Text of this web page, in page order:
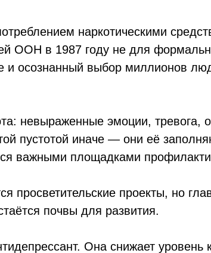
наркотическими
ООН в 1987 году не для
и осознанный выбор миллионов
невыраженные эмоции, тревога,
пустотой иначе — они её
важными площадками
просветительские проекты, но
почвы для развития.
Она снижает уровень